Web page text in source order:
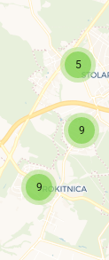
9
9
5